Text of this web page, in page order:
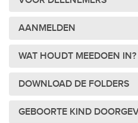
AANMELDEN
WAT HOUDT MEEDOEN IN?
DOWNLOAD DE FOLDERS
GEBOORTE KIND